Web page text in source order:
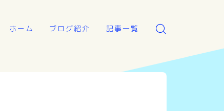
ホーム ブログ紹介 記事一覧